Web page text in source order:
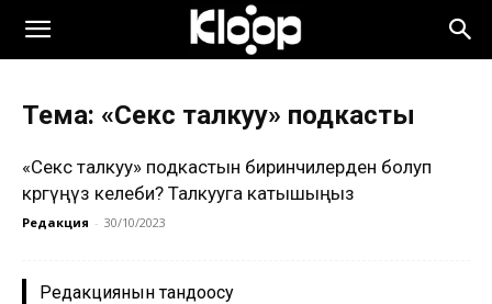
Тема: «Секс талкуу» подкасты
«Секс талкуу» подкастын биринчилерден болуп
көргүңүз келеби? Талкууга катышыңыз
Редакция - 30/10/2023
Редакциянын тандоосу